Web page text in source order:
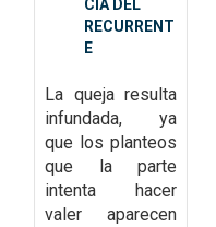
CIA DEL
RECURRENT
E
La queja resulta
infundada, ya
que los planteos
que la parte
intenta hacer
valer aparecen